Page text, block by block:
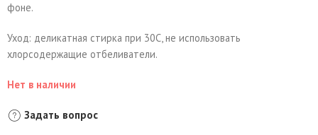
фоне.
Уход: деликатная стирка при 30С, не использовать
хлорсодержащие отбеливатели.
Нет в наличии
Задать вопрос